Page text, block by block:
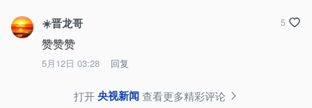
☀️晋龙哥
赞赞赞
5月12日 03:28 回复
5
打开央视新闻查看更多精彩评论